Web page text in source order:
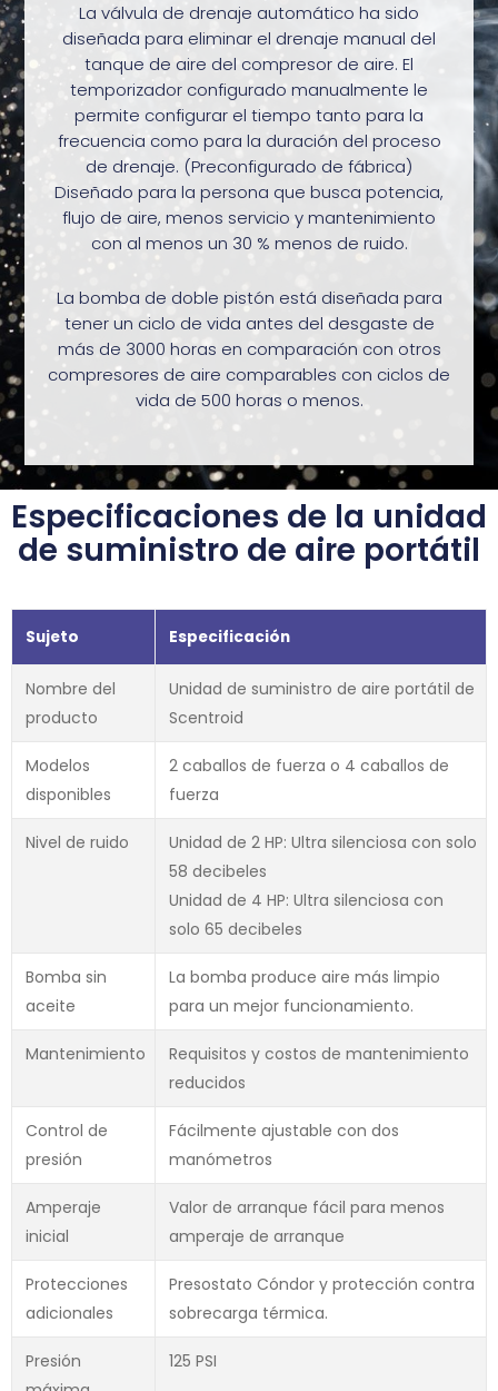
La válvula de drenaje automático ha sido
diseñada para eliminar el drenaje manual del
tanque de aire del compresor de aire. El
temporizador configurado manualmente le
permite configurar el tiempo tanto para la
frecuencia como para la duración del proceso
de drenaje. (Preconfigurado de fábrica)
Diseñado para la persona que busca potencia,
flujo de aire, menos servicio y mantenimiento
con al menos un 30 % menos de ruido.
La bomba de doble pistón está diseñada para
tener un ciclo de vida antes del desgaste de
más de 3000 horas en comparación con otros
compresores de aire comparables con ciclos de
vida de 500 horas o menos.
Especificaciones de la unidad
de suministro de aire portátil
Sujeto Especificación
Nombre del
producto
Unidad de suministro de aire portátil de
Scentroid
Modelos
disponibles
2 caballos de fuerza o 4 caballos de
fuerza
Nivel de ruido
Unidad de 2 HP: Ultra silenciosa con solo
58 decibeles
Unidad de 4 HP: Ultra silenciosa con
solo 65 decibeles
Bomba sin
aceite
La bomba produce aire más limpio
para un mejor funcionamiento.
Mantenimiento
Requisitos y costos de mantenimiento
reducidos
Control de
presión
Fácilmente ajustable con dos
manómetros
Amperaje
inicial
Valor de arranque fácil para menos
amperaje de arranque
Protecciones
adicionales
Presostato Cóndor y protección contra
sobrecarga térmica.
Presión
125 PSI